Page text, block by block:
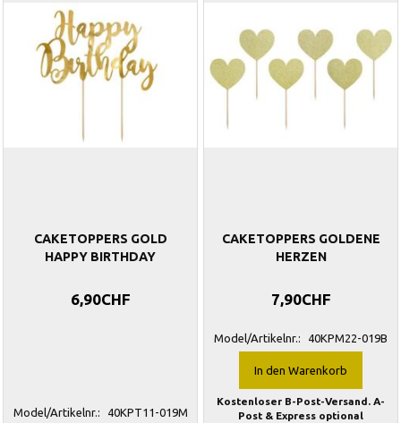
CAKETOPPERS GOLD
HAPPY BIRTHDAY
6,90CHF
Model/Artikelnr.: 40KPT11-019M
CAKETOPPERS GOLDENE
HERZEN
7,90CHF
Model/Artikelnr.: 40KPM22-019B
In den Warenkorb
Kostenloser B-Post-Versand. A-
Post & Express optional